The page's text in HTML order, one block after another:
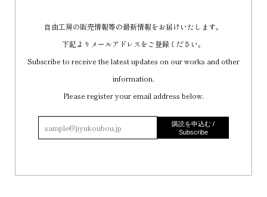
自由工房の販売情報等の最新情報をお届けいたします。
下記よりメールアドレスをご登録ください。
Subscribe to receive the latest updates on our works and other
information.
Please register your email address below.
購読を申込む /
Subscribe